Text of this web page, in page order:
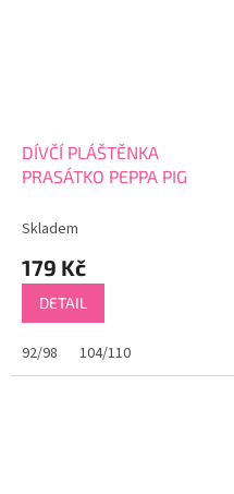
DÍVČÍ PLÁŠTĚNKA
PRASÁTKO PEPPA PIG
Skladem
179 Kč
DETAIL
92/98 104/110